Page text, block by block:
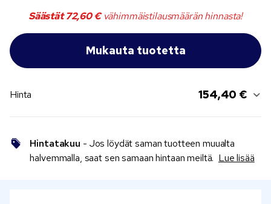
Säästät72,60 €vähimmäistilausmäärän hinnasta!
Hinta 154,40 €
Hintatakuu - Jos löydät saman tuotteen muualta
halvemmalla, saat sen samaan hintaan meiltä. Lue lisää